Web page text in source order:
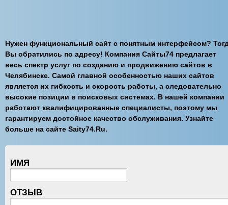
Нужен функциональный сайт с понятным интерфейсом?
Вы обратились по адресу! Компания Сайты74 предлагает
весь спектр услуг по созданию и продвижению сайтов в
Челябинске. Самой главной особенностью наших сайтов
является их гибкость и скорость работы, а следовательно
высокие позиции в поисковых системах. В нашей компании
работают квалифицированные специалисты, поэтому мы
гарантируем достойное качество обслуживания. Узнайте
больше на сайте Saity74.Ru.
ИМЯ
ОТЗЫВ